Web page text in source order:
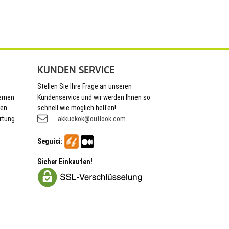
KUNDEN SERVICE
Stellen Sie Ihre Frage an unseren
Kundenservice und wir werden Ihnen so
schnell wie möglich helfen!
akkuokok@outlook.com
Seguici:
Sicher Einkaufen!